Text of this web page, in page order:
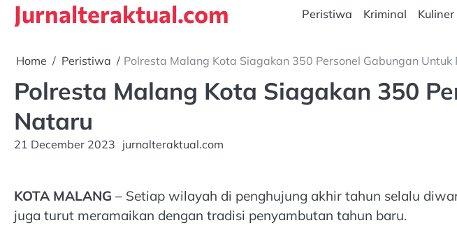
SkipJurnalteraktual.com Peristiwa Kriminal Kuliner
Home Peristiwa Polresta Malang Kota Siagakan 350 Personel Gabungan
Polresta Malang Kota Siagakan 350
Nataru
21 December 2023 jurnalteraktual.com
KOTA MALANG – Setiap wilayah di penghujung akhir tahun selalu
juga turut meramaikan dengan tradisi penyambutan tahun baru.